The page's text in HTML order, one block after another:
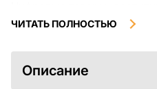
загрузки, не подлежат
ознакомиться с
интересующие Вас
ЧИТАТЬ ПОЛНОСТЬЮ
Описание